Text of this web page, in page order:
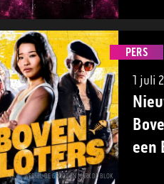
WESSEL DE GROOT EN MARK DE BLOK
PERS
1 juli
een